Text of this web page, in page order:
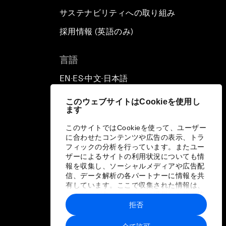
このウェブサイトはCookieを使用し
ます
このサイトではCookieを使って、ユーザー
に合わせたコンテンツや広告の表示、トラ
フィックの分析を行っています。またユー
ザーによるサイトの利用状況についても情
報を収集し、ソーシャルメディアや広告配
信、データ解析の各パートナーに情報を共
有しています。ここで収集された情報は、
ユーザーが各パートナーに提供した他の情
報や各パートナーのサービスを使用した際
に収集された情報と組み合わされ、各パー
トナーによって使用されることがありま
拒否
サステナビリティへの取り組み
採用情報 (英語のみ)
言語
EN ▪ ES▪中文▪ 日本語